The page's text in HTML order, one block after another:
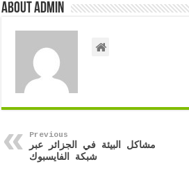
About admin
Previous
مشاكل البيئة في الجزائر عبر
شبكة الفايسبوك